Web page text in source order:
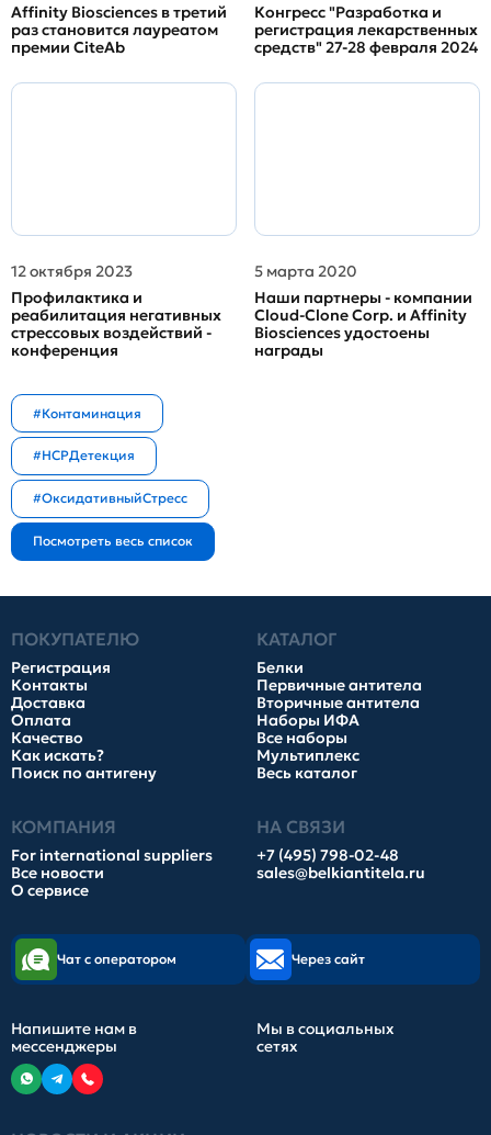
Affinity Biosciences в третий
раз становится лауреатом
премии CiteAb
Конгресс "Разработка и
регистрация лекарственных
средств" 27-28 февраля 2024
12 октября 2023
Профилактика и
реабилитация негативных
стрессовых воздействий -
конференция
5 марта 2020
Наши партнеры - компании
Cloud-Clone Corp. и Affinity
Biosciences удостоены
награды
#Контаминация
#HCPДетекция
#ОксидативныйСтресс
ПОКУПАТЕЛЮ
Регистрация
Контакты
Доставка
Оплата
Качество
Как искать?
Поиск по антигену
КАТАЛОГ
Белки
Первичные антитела
Вторичные антитела
Наборы ИФА
Все наборы
Мультиплекс
Весь каталог
КОМПАНИЯ
For international suppliers
Все новости
О сервисе
НА СВЯЗИ
+7 (495) 798-02-48
sales@belkiantitela.ru
Чат с оператором Через сайт
Напишите нам в
мессенджеры
Мы в социальных
сетях